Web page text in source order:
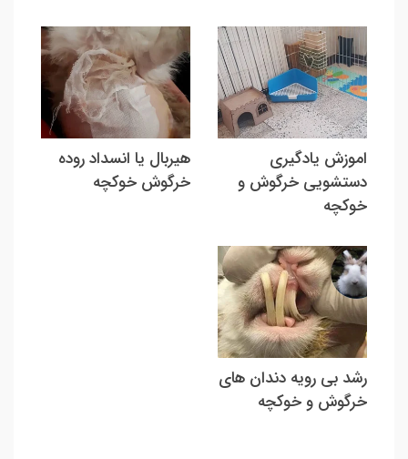
اموزش یادگیری
دستشویی خرگوش و
خوکچه
هیربال یا انسداد روده
خرگوش خوکچه
رشد بی رویه دندان های
خرگوش و خوکچه